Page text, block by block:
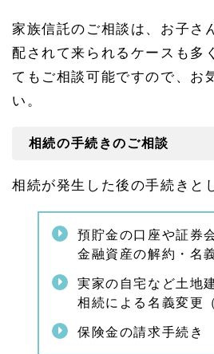
家族信託のご相談は、お子さ
配されて来られるケースも多
てもご相談可能ですので、お
い。
相続の手続きのご相談
相続が発生した後の手続きと
預貯金の口座や証券
金融資産の解約・名
実家の自宅など土地
相続による名義変更
保険金の請求手続き